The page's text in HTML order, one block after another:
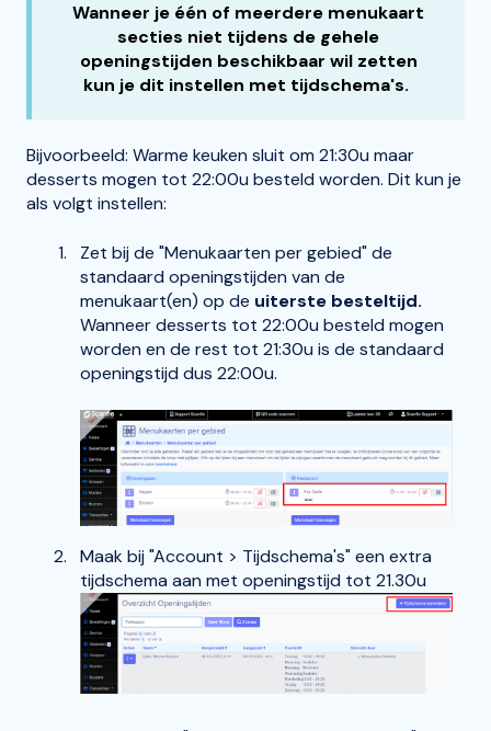
Wanneer je één of meerdere menukaart
secties niet tijdens de gehele
openingstijden beschikbaar wil zetten
kun je dit instellen met tijdschema's.
Bijvoorbeeld: Warme keuken sluit om 21:30u maar
desserts mogen tot 22:00u besteld worden. Dit kun je
als volgt instellen:
Zet bij de "Menukaarten per gebied" de
standaard openingstijden van de
menukaart(en) op de uiterste besteltijd.
Wanneer desserts tot 22:00u besteld mogen
worden en de rest tot 21:30u is de standaard
openingstijd dus 22:00u.
Maak bij "Account > Tijdschema's" een extra
tijdschema aan met openingstijd tot 21.30u